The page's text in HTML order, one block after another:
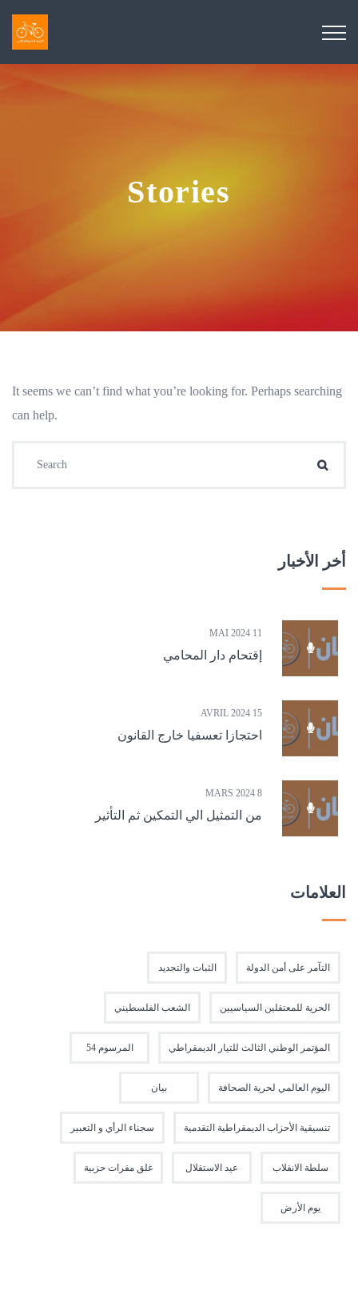
Stories
It seems we can’t find what you’re looking for. Perhaps searching
can help.
أخر الأخبار
11 MAI 2024
إقتحام دار المحامي
15 AVRIL 2024
احتجازا تعسفيا خارج القانون
8 MARS 2024
من التمثيل الي التمكين ثم التأثير
العلامات
التآمر على أمن الدولة الثبات والتجديد
الحرية للمعتقلين السياسيين الشعب الفلسطيني
المؤتمر الوطني الثالث للتيار الديمقراطي المرسوم 54
اليوم العالمي لحرية الصحافة بيان
تنسيقية الأحزاب الديمقراطية التقدمية سجناء الرأي و التعبير
سلطة الانقلاب عيد الاستقلال غلق مقرات حزبية
يوم الأرض